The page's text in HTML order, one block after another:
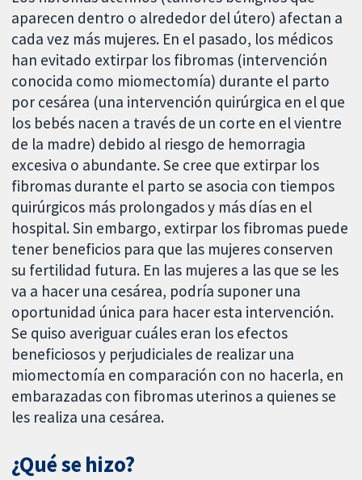
aparecen dentro o alrededor del útero) afectan a
cada vez más mujeres. En el pasado, los médicos
han evitado extirpar los fibromas (intervención
conocida como miomectomía) durante el parto
por cesárea (una intervención quirúrgica en el que
los bebés nacen a través de un corte en el vientre
de la madre) debido al riesgo de hemorragia
excesiva o abundante. Se cree que extirpar los
fibromas durante el parto se asocia con tiempos
quirúrgicos más prolongados y más días en el
hospital. Sin embargo, extirpar los fibromas puede
tener beneficios para que las mujeres conserven
su fertilidad futura. En las mujeres a las que se les
va a hacer una cesárea, podría suponer una
oportunidad única para hacer esta intervención.
Se quiso averiguar cuáles eran los efectos
beneficiosos y perjudiciales de realizar una
miomectomía en comparación con no hacerla, en
embarazadas con fibromas uterinos a quienes se
les realiza una cesárea.
¿Qué se hizo?